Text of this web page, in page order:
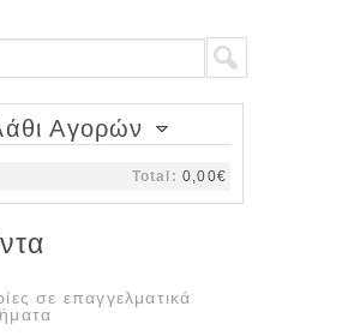
Αγορών
Total: 0,00€
σε επαγγελματικά